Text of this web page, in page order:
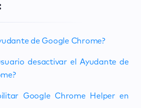
de Google Chrome?
desactivar el Ayudante de
Google Chrome Helper en